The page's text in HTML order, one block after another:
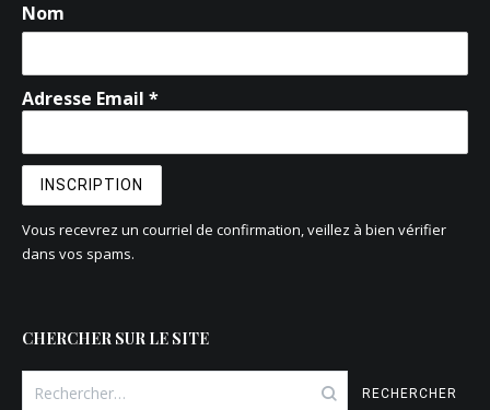
Nom
Adresse Email *
Vous recevrez un courriel de confirmation, veillez à bien vérifier
dans vos spams.
CHERCHER SUR LE SITE
Rechercher :